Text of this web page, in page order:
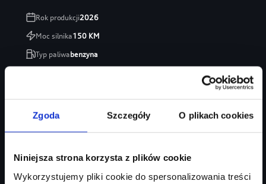
Zgoda Szczegóły O plikach cookies
Niniejsza strona korzysta z plików cookie
Wykorzystujemy pliki cookie do spersonalizowania treści
Rok produkcji2026
Moc silnika150KM
Typ paliwabenzyna
246 470 zł
207 035 zł
Zapytaj o ofertę Szczegóły